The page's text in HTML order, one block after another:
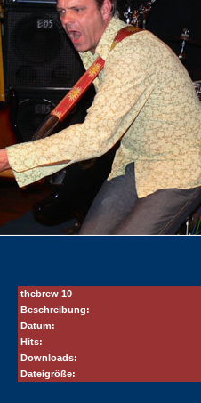
thebrew 10
Beschreibung:
Datum:
Hits:
Downloads:
Dateigröße: